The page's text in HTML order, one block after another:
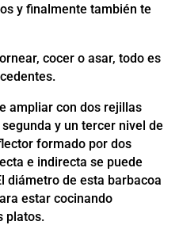
​​y finalmente también te
cocer o asar, todo es
ampliar con dos rejillas
y un tercer nivel de
formado por dos
e indirecta se puede
diámetro de esta barbacoa
estar cocinando
platos.